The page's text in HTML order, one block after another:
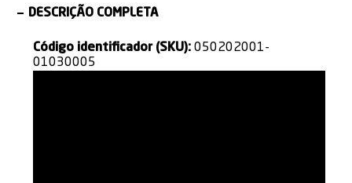
DESCRIÇÃO COMPLETA
Código identificador (SKU): 050202001-
01030005